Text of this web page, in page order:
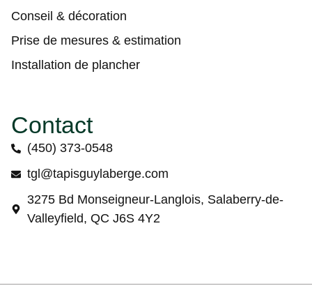
Conseil & décoration
Prise de mesures & estimation
Installation de plancher
Contact
(450) 373-0548
tgl@tapisguylaberge.com
3275 Bd Monseigneur-Langlois, Salaberry-de-
Valleyfield, QC J6S 4Y2